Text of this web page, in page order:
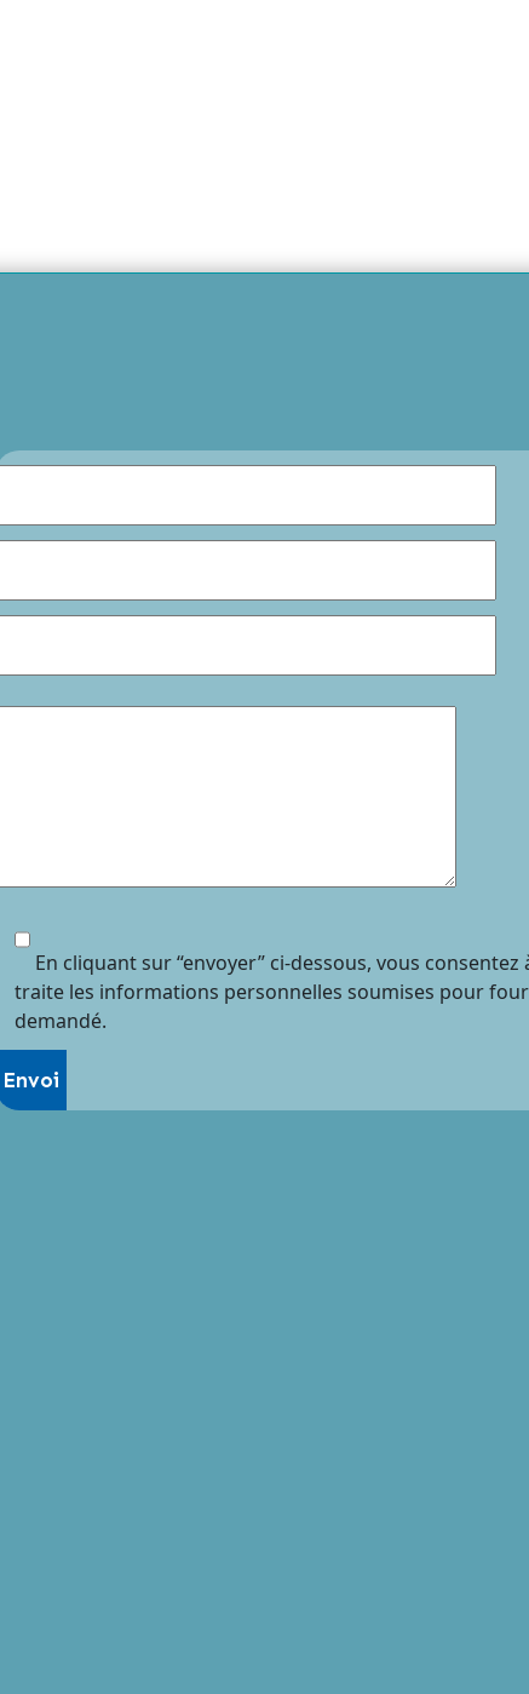
En cliquant sur “envoyer” ci-dessous, vous consentez
traite les informations personnelles soumises pour
demandé.